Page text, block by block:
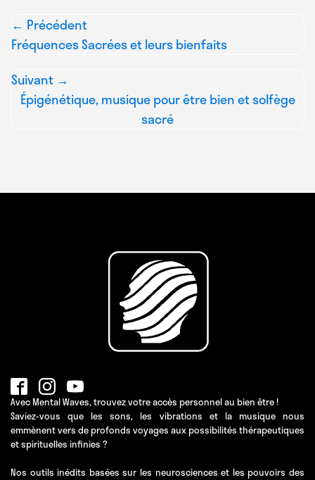
← Précédent
Fréquences Sacrées et leurs bienfaits
Suivant →
Épigénétique, musique pour être bien et solfège
sacré
Avec Mental Waves, trouvez votre accès personnel au bien être !
Saviez-vous que les sons, les vibrations et la musique nous
emmènent vers de profonds voyages aux possibilités thérapeutiques
et spirituelles infinies ?
Nos outils inédits basées sur les neurosciences et les pouvoirs des